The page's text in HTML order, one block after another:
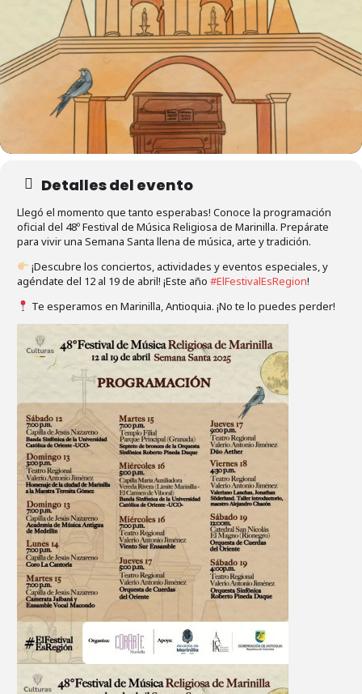
Detalles del evento
Llegó el momento que tanto esperabas! Conoce la programación
oficial del 48º Festival de Música Religiosa de Marinilla. Prepárate
para vivir una Semana Santa llena de música, arte y tradición.
¡Descubre los conciertos, actividades y eventos especiales, y
agéndate del 12 al 19 de abril! ¡Este año #ElFestivalEsRegion!
Te esperamos en Marinilla, Antioquia. ¡No te lo puedes perder!